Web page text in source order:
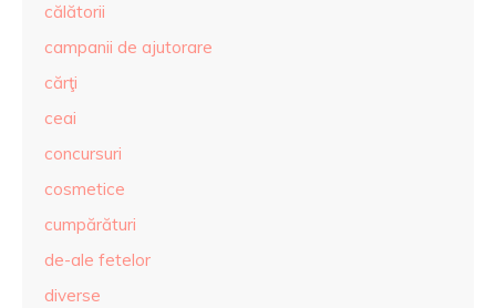
călătorii
campanii de ajutorare
cărţi
ceai
concursuri
cosmetice
cumpărături
de-ale fetelor
diverse